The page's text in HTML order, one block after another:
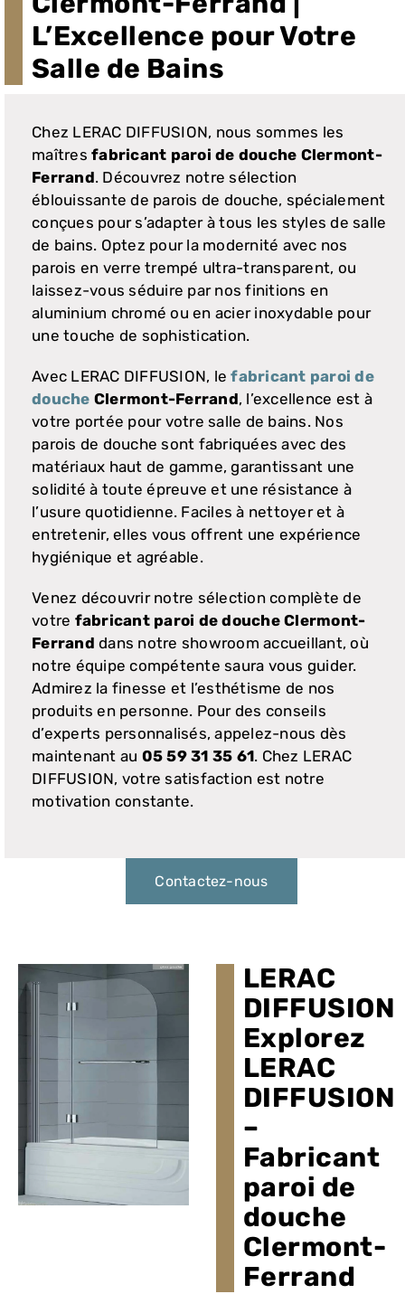
VASQUES
MIROIRS ET ECLAIRAGES
PAROIS DE DOUCHE
RECEVEURS DE DOUCHE
ROBINETTERIE
CONTACT
L’Excellence pour Votre
Salle de Bains
Chez LERAC DIFFUSION, nous sommes les
maîtresfabricant paroi de douche Clermont-
Ferrand. Découvrez notre sélection
éblouissante de parois de douche, spécialement
conçues pour s’adapter à tous les styles de salle
de bains. Optez pour la modernité avec nos
parois en verre trempé ultra-transparent, ou
laissez-vous séduire par nos finitions en
aluminium chromé ou en acier inoxydable pour
une touche de sophistication.
Avec LERAC DIFFUSION, lefabricant paroi de
douche Clermont-Ferrand, l’excellence est à
votre portée pour votre salle de bains. Nos
parois de douche sont fabriquées avec des
matériaux haut de gamme, garantissant une
solidité à toute épreuve et une résistance à
l’usure quotidienne. Faciles à nettoyer et à
entretenir, elles vous offrent une expérience
hygiénique et agréable.
Venez découvrir notre sélection complète de
votre fabricant paroi de douche Clermont-
Ferrand dans notre showroom accueillant, où
notre équipe compétente saura vous guider.
Admirez la finesse et l’esthétisme de nos
produits en personne. Pour des conseils
d’experts personnalisés, appelez-nous dès
maintenant au 05 59 31 35 61. Chez LERAC
DIFFUSION, votre satisfaction est notre
motivation constante.
Contactez-nous
LERAC
DIFFUSION
Explorez
LERAC
DIFFUSION
–
Fabricant
paroi de
douche
Clermont-
Ferrand